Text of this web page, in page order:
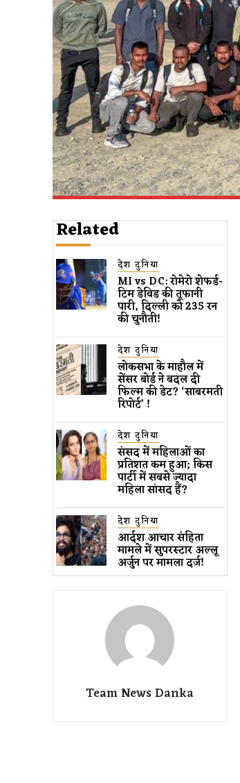
Related
देश दुनिया
MI vs DC: रोमेरो शेफर्ड-
टिम डेविड की तूफानी
पारी, दिल्ली को 235 रन
की चुनौती!
देश दुनिया
लोकसभा के माहौल में
सेंसर बोर्ड ने बदल दी
फिल्म की डेट? ‘साबरमती
रिपोर्ट’ !
देश दुनिया
संसद में महिलाओं का
प्रतिशत कम ​हुआ​; किस
पार्टी में सबसे ज्यादा
महिला सांसद हैं?
देश दुनिया
आर्दश आचार संहिता
मामले में सुपरस्टार अल्लू
अर्जुन पर मामला दर्ज!
Team News Danka